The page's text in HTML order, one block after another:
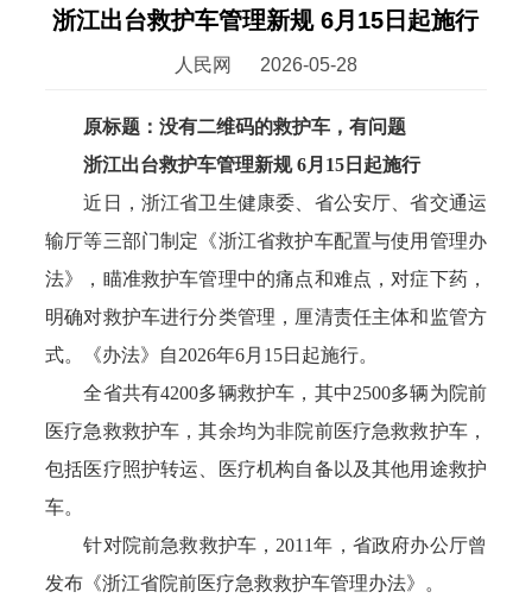
浙江出台救护车管理新规 6月15日起施行
人民网 2026-05-28
原标题：没有二维码的救护车，有问题
浙江出台救护车管理新规 6月15日起施行
近日，浙江省卫生健康委、省公安厅、省交通运
输厅等三部门制定《浙江省救护车配置与使用管理办
法》，瞄准救护车管理中的痛点和难点，对症下药，
明确对救护车进行分类管理，厘清责任主体和监管方
式。《办法》自2026年6月15日起施行。
全省共有4200多辆救护车，其中2500多辆为院前
医疗急救救护车，其余均为非院前医疗急救救护车，
包括医疗照护转运、医疗机构自备以及其他用途救护
车。
针对院前急救救护车，2011年，省政府办公厅曾
发布《浙江省院前医疗急救救护车管理办法》。